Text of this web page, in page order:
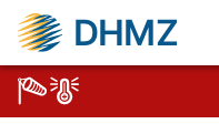
DHMZ